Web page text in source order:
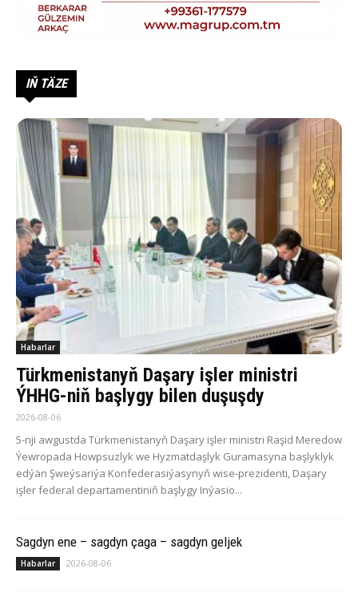
IŇ TÄZE
Habarlar
Türkmenistanyň Daşary işler ministri
ÝHHG-niň başlygy bilen duşuşdy
2026-08-06
5-nji awgustda Türkmenistanyň Daşary işler ministri Raşid Meredow
Ýewropada Howpsuzlyk we Hyzmatdaşlyk Guramasyna başlyklyk
edýän Şweýsariýa Konfederasiýasynyň wise-prezidenti, Daşary
işler federal departamentiniň başlygy Inýasio...
Sagdyn ene – sagdyn çaga – sagdyn geljek
Habarlar 2026-08-06